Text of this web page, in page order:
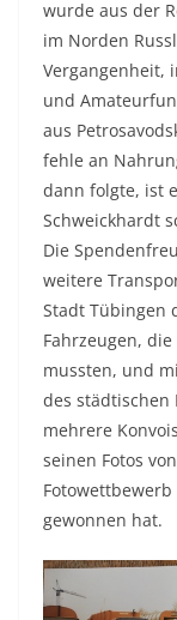
wurde aus der
im Norden
Vergangenheit,
und
aus
fehle an
dann folgte, ist
Schweickhardt
Die
weitere
Stadt Tübingen
Fahrzeugen,
mussten, und
des städtischen
mehrere
seinen Fotos
gewonnen hat.